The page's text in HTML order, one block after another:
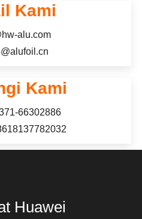
Kami
alu.com
Kami
66302886
Huawei